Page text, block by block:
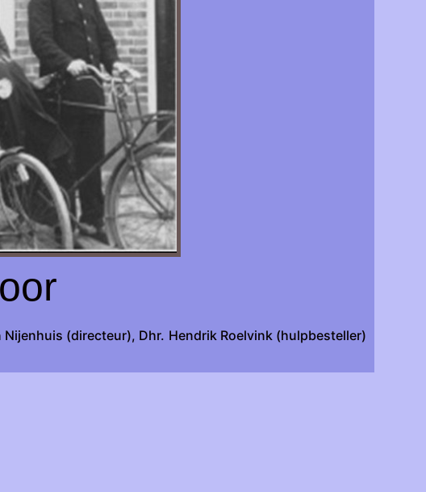
(directeur), Dhr. Hendrik Roelvink (hulpbesteller)